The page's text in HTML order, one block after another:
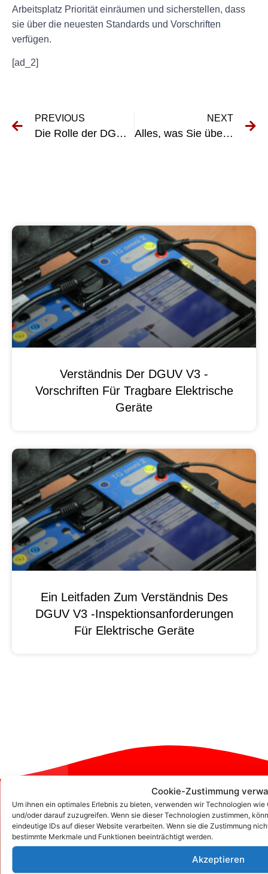
Cookie-Zustimmung
Um ihnen ein optimales Erlebnis zu bieten, verwenden wir Technologien
und/oder darauf zuzugreifen. Wenn sie dieser Technologien zustimmen,
eindeutige IDs auf dieser Website verarbeiten. Wenn sie die Zustimmung
bestimmte Merkmale und Funktionen beeinträchtigt werden.
Akzeptieren
Arbeitsplatz Priorität einräumen und sicherstellen, dass
sie über die neuesten Standards und Vorschriften
verfügen.
[ad_2]
PREVIOUS
Die Rolle der DGUV UVV bei der Vermeidung von Unfällen und Verletzungen am Arbeitsplatz
NEXT
Alles, was Sie über die UVV-Prüfung in Georgsmarienhütte wissen müssen
Verständnis Der DGUV V3 -
Vorschriften Für Tragbare Elektrische
Geräte
Ein Leitfaden Zum Verständnis Des
DGUV V3 -Inspektionsanforderungen
Für Elektrische Geräte
Zum Kontaktformular
Kontakt